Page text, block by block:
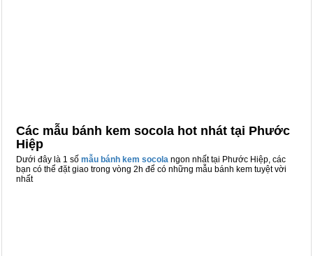
Các mẫu bánh kem socola hot nhát tại Phước
Hiệp
Dưới đây là 1 số mẫu bánh kem socola ngon nhất tại Phước Hiệp, các
bạn có thể đặt giao trong vòng 2h để có những mẫu bánh kem tuyệt vời
nhất